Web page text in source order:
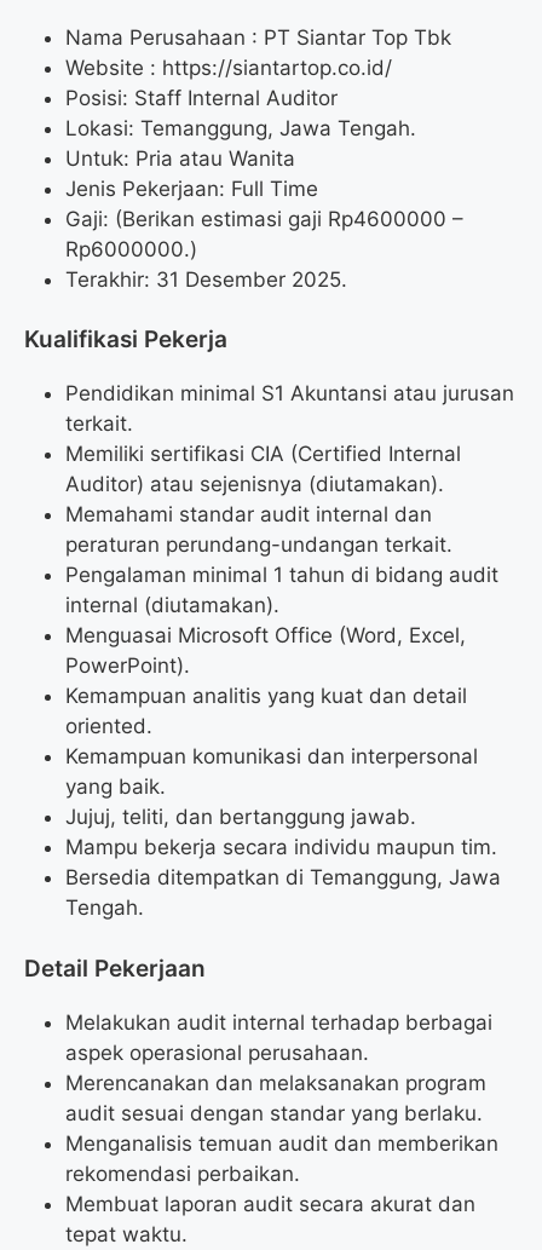
Nama Perusahaan : PT Siantar Top Tbk
Website : https://siantartop.co.id/
Posisi: Staff Internal Auditor
Lokasi: Temanggung, Jawa Tengah.
Untuk: Pria atau Wanita
Jenis Pekerjaan: Full Time
Gaji: (Berikan estimasi gaji Rp4600000 –
Rp6000000.)
Terakhir: 31 Desember 2025.
Kualifikasi Pekerja
Pendidikan minimal S1 Akuntansi atau jurusan
terkait.
Memiliki sertifikasi CIA (Certified Internal
Auditor) atau sejenisnya (diutamakan).
Memahami standar audit internal dan
peraturan perundang-undangan terkait.
Pengalaman minimal 1 tahun di bidang audit
internal (diutamakan).
Menguasai Microsoft Office (Word, Excel,
PowerPoint).
Kemampuan analitis yang kuat dan detail
oriented.
Kemampuan komunikasi dan interpersonal
yang baik.
Jujuj, teliti, dan bertanggung jawab.
Mampu bekerja secara individu maupun tim.
Bersedia ditempatkan di Temanggung, Jawa
Tengah.
Detail Pekerjaan
Melakukan audit internal terhadap berbagai
aspek operasional perusahaan.
Merencanakan dan melaksanakan program
audit sesuai dengan standar yang berlaku.
Menganalisis temuan audit dan memberikan
rekomendasi perbaikan.
Membuat laporan audit secara akurat dan
tepat waktu.